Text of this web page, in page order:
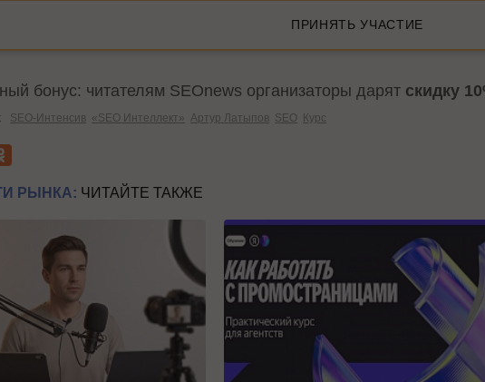
ПРИНЯТЬ УЧАСТИЕ
бонус: читателям SEOnews организаторы дарят скидку
SEO-Интенсив «SEO Интеллект» Артур Латыпов SEO Курс
РЫНКА: ЧИТАЙТЕ ТАКЖЕ